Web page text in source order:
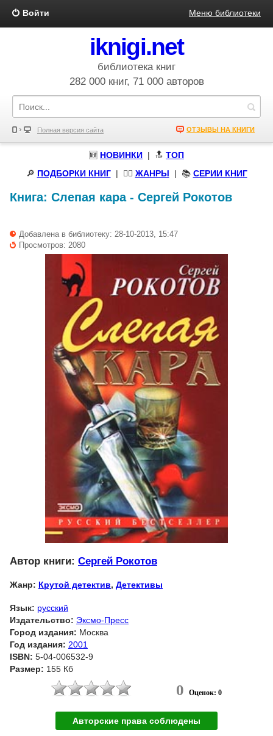
Войти Меню библиотеки
iknigi.net
библиотека книг
282 000 книг, 71 000 авторов
Полная версия сайта ОТЗЫВЫ НА КНИГИ
🆕 НОВИНКИ | 🔝 ТОП
🔎 ПОДБОРКИ КНИГ| 🧝‍♀️ ЖАНРЫ | 📚 СЕРИИ КНИГ
Книга: Слепая кара- Сергей Рокотов
Добавлена в библиотеку: 28-10-2013, 15:47
Просмотров: 2080
Автор книги: Сергей Рокотов
Жанр: Крутой детектив, Детективы
Язык: русский
Издательство: Эксмо-Пресс
Город издания: Москва
Год издания: 2001
ISBN: 5-04-006532-9
Размер: 155 Кб
0 Оценок: 0
Авторские права соблюдены